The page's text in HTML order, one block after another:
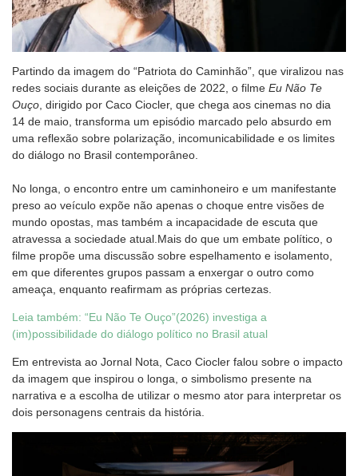
Partindo da imagem do “Patriota do Caminhão”, que viralizou nas
redes sociais durante as eleições de 2022, o filme Eu Não Te
Ouço , dirigido por Caco Ciocler, que chega aos cinemas no dia
14 de maio, transforma um episódio marcado pelo absurdo em
uma reflexão sobre polarização, incomunicabilidade e os limites
do diálogo no Brasil contemporâneo.
No longa, o encontro entre um caminhoneiro e um manifestante
preso ao veículo expõe não apenas o choque entre visões de
mundo opostas, mas também a incapacidade de escuta que
atravessa a sociedade atual.Mais do que um embate político, o
filme propõe uma discussão sobre espelhamento e isolamento,
em que diferentes grupos passam a enxergar o outro como
ameaça, enquanto reafirmam as próprias certezas.
Leia também: “Eu Não Te Ouço”(2026) investiga a
(im)possibilidade do diálogo político no Brasil atual
Em entrevista ao Jornal Nota, Caco Ciocler falou sobre o impacto
da imagem que inspirou o longa, o simbolismo presente na
narrativa e a escolha de utilizar o mesmo ator para interpretar os
dois personagens centrais da história.